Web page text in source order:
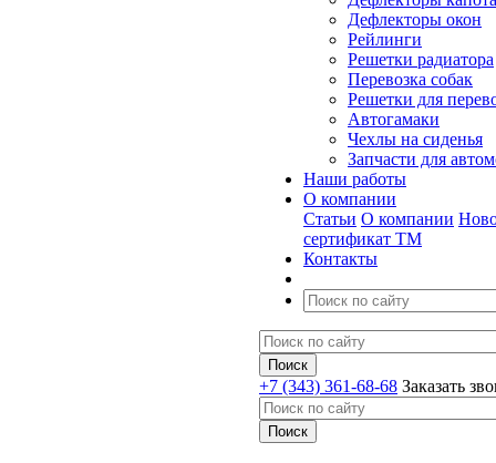
Дефлекторы окон
Рейлинги
Решетки радиатора
Перевозка собак
Решетки для
Автогамаки
Чехлы на сиденья
Запчасти для
Наши работы
О компании
Статьи О компании
сертификат ТМ
Контакты
+7 (343) 361-68-68 Заказать